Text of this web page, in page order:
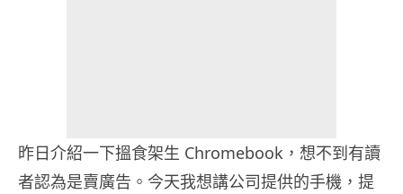
昨日介紹一下搵食架生 Chromebook，想不到有讀
者認為是賣廣告。今天我想講公司提供的手機，提